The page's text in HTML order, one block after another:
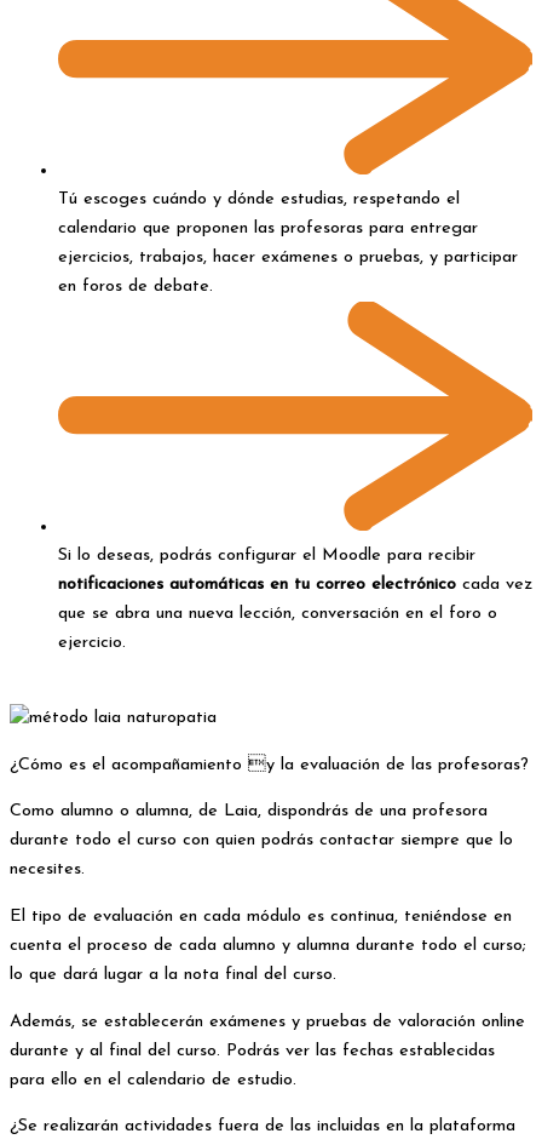
Tú escoges cuándo y dónde estudias, respetando el
calendario que proponen las profesoras para entregar
ejercicios, trabajos, hacer exámenes o pruebas, y participar
en foros de debate.
Si lo deseas, podrás configurar el Moodle para recibir
notificaciones automáticas en tu correo electrónico cada vez
que se abra una nueva lección, conversación en el foro o
ejercicio.
¿Cómo es el acompañamiento y la evaluación de las profesoras?
Como alumno o alumna, de Laia, dispondrás de una profesora
durante todo el curso con quien podrás contactar siempre que lo
necesites.
El tipo de evaluación en cada módulo es continua, teniéndose en
cuenta el proceso de cada alumno y alumna durante todo el curso;
lo que dará lugar a la nota final del curso.
Además, se establecerán exámenes y pruebas de valoración online
durante y al final del curso. Podrás ver las fechas establecidas
para ello en el calendario de estudio.
¿Se realizarán actividades fuera de las incluidas en la plataforma